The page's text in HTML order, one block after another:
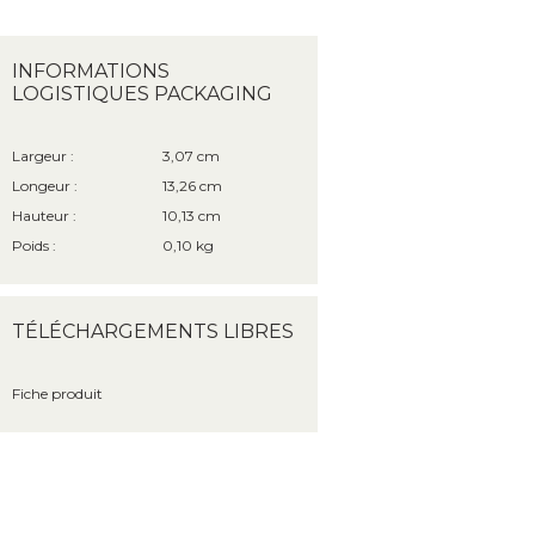
INFORMATIONS
LOGISTIQUES PACKAGING
Largeur :
3,07 cm
Longeur :
13,26 cm
Hauteur :
10,13 cm
Poids :
0,10 kg
TÉLÉCHARGEMENTS LIBRES
Fiche produit